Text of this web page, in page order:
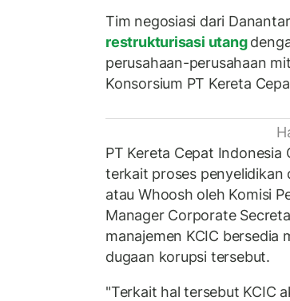
Tim negosiasi dari
restrukturisasi utang
perusahaan-perusahaan
Konsorsium PT Kereta
PT Kereta Cepat Indonesia
terkait proses penyelidikan
atau Whoosh oleh Komisi
Manager Corporate
manajemen KCIC bersedia
dugaan korupsi tersebut.
"Terkait hal tersebut KCIC